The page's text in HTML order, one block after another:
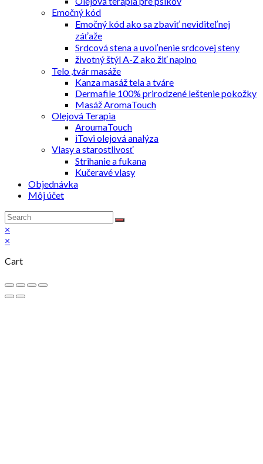
Emočný kód
Emočný kód ako sa zbaviť neviditeľnej
záťaže
Srdcová stena a uvoľnenie srdcovej steny
životný štýl A-Z ako žiť naplno
Telo ,tvár masáže
Kanza masáž tela a tváre
Dermafile 100% prirodzené leštenie pokožky
Masáž AromaTouch
Olejová Terapia
AroumaTouch
iTovi olejová analýza
Vlasy a starostlivosť
Strihanie a fukana
Kučeravé vlasy
Objednávka
Môj účet
×
×
Cart